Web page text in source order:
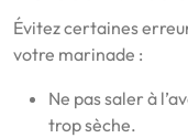
Évitez certaines
votre marinade :
Ne pas saler à
trop sèche.